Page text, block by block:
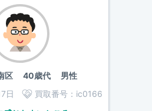
区40歳代 男性
日
買取番号： ic0166